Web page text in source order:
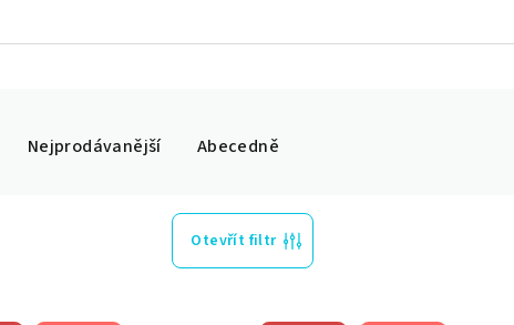
Nejprodávanější Abecedně
Otevřít filtr